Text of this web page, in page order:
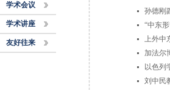
学术会议
学术讲座
友好往来
孙德刚
“中东
上外中
加法尔
以色列
刘中民